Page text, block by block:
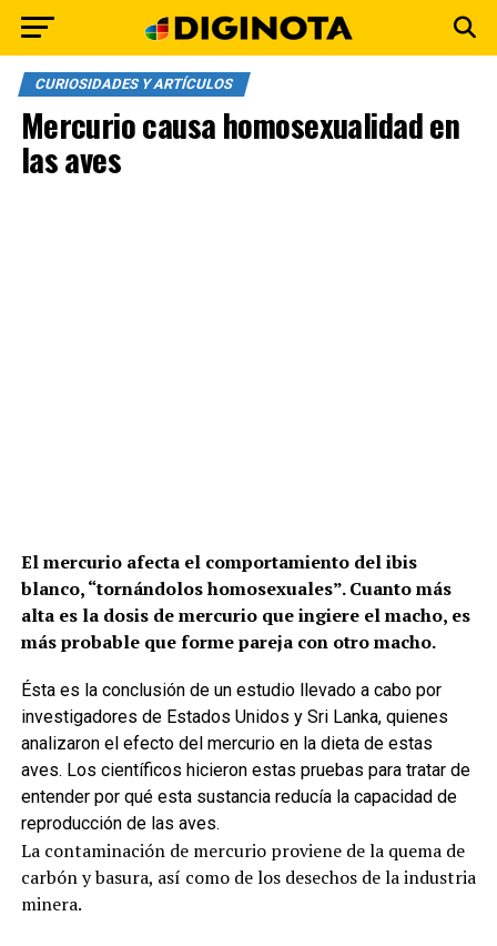
CURIOSIDADES Y ARTÍCULOS
Mercurio causa homosexualidad en
las aves
El mercurio afecta el comportamiento del ibis
blanco, “tornándolos homosexuales”. Cuanto más
alta es la dosis de mercurio que ingiere el macho, es
más probable que forme pareja con otro macho.
Ésta es la conclusión de un estudio llevado a cabo por
investigadores de Estados Unidos y Sri Lanka, quienes
analizaron el efecto del mercurio en la dieta de estas
aves. Los científicos hicieron estas pruebas para tratar de
entender por qué esta sustancia reducía la capacidad de
reproducción de las aves.
La contaminación de mercurio proviene de la quema de
carbón y basura, así como de los desechos de la industria
minera.